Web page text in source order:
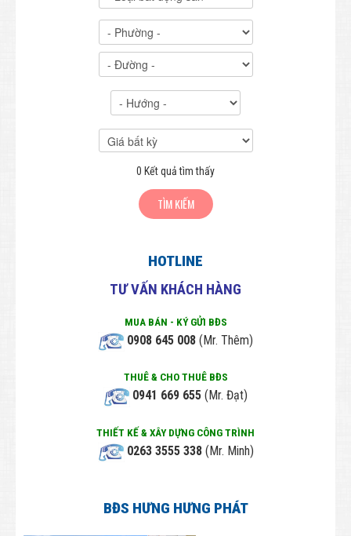
Nhà Liên kế - Nhà phố
Đất Liên kế - Đất phố
Đất Nông nghiệp
BẤT ĐỘNG SẢN CHO THUÊ
THIẾT KẾ & XÂY DỰNG
Thiết kế - Kiến trúc - Xây dựng
Bảng giá Thiết kế - Xây dựng
HƯNG HƯNG PHÁT
0 Kết quả tìm thấy
HOTLINE
TƯ VẤN KHÁCH HÀNG
MUA BÁN - KÝ GỬI BĐS
0908 645 008 (Mr. Thêm)
THUÊ & CHO THUÊ BĐS
0941 669 655 (Mr. Đạt)
THIẾT KẾ & XÂY DỰNG CÔNG TRÌNH
0263 3555 338(Mr. Minh)
BĐS HƯNG HƯNG PHÁT